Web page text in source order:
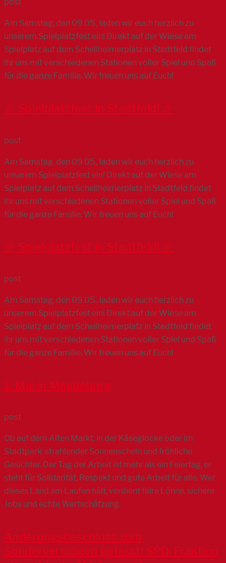
Am Samstag, den 09.05., laden wir euch herzlich zu
unserem Spielplatzfest ein! Direkt auf der Wiese am
Spielplatz auf dem Schellheimerplatz in Stadtfeld findet
ihr uns mit verschiedenen Stationen voller Spiel und Spaß
für die ganze Familie. Wir freuen uns auf Euch!
🎉 Spielplatzfest in Stadtfeld! 🎉
post
Am Samstag, den 09.05., laden wir euch herzlich zu
unserem Spielplatzfest ein! Direkt auf der Wiese am
Spielplatz auf dem Schellheimerplatz in Stadtfeld findet
ihr uns mit verschiedenen Stationen voller Spiel und Spaß
für die ganze Familie. Wir freuen uns auf Euch!
🎉 Spielplatzfest in Stadtfeld! 🎉
post
Am Samstag, den 09.05., laden wir euch herzlich zu
unserem Spielplatzfest ein! Direkt auf der Wiese am
Spielplatz auf dem Schellheimerplatz in Stadtfeld findet
ihr uns mit verschiedenen Stationen voller Spiel und Spaß
für die ganze Familie. Wir freuen uns auf Euch!
1. Mai in Magdeburg
post
Ob auf dem Alten Markt, in der Käseglocke oder im
Stadtpark: strahlender Sonnenschein und fröhliche
Gesichter. Der Tag der Arbeit ist mehr als ein Feiertag, er
steht für Solidarität, Respekt und gute Arbeit für alle. Wer
dieses Land am Laufen hält, verdient faire Löhne, sichere
Jobs und echte Wertschätzung.
Änderungsbeschluss zum
Sondervermögen gefasst: SPD-Fraktion